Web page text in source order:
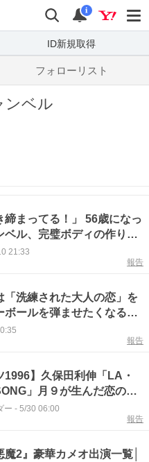
検索
通知
i
ID新規取得
フォローリスト
ンベル
締まってる！」 56歳になっ
ベル、完璧ボディの作り方
21:33
報告
「洗練された大人の恋」を
ボールを弾ませたくなる、
記憶
報告
1996】久保田利伸「LA・
」月９が生んだ恋のテ
ー - 5/30 06:00
報告
魔2』豪華カメオ出演一覧│